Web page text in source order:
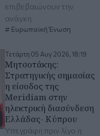
επιβεβαιώνουν την
ανάγκη
Ευρωπαϊκή Ένωση
Τετάρτη 05 Αυγ 2026, 18:19
Μητσοτάκης:
Στρατηγικής σημασίας
η είσοδος της
Meridiam στην
ηλεκτρική διασύνδεση
Ελλάδας- Κύπρου
Υπεγράφη πριν λίγο η